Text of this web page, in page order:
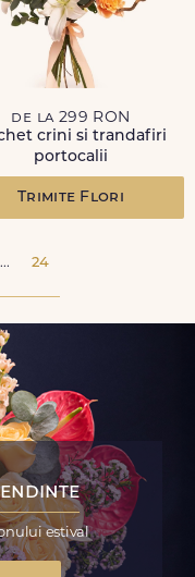
de la 299 RON
crini si trandafiri
portocalii
Trimite Flori
... 24
estival